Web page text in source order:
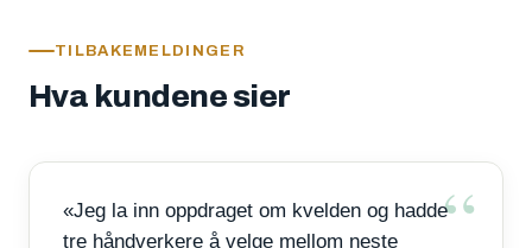
TILBAKEMELDINGER
Hva kundene sier
«Jeg la inn oppdraget om kvelden og hadde
tre håndverkere å velge mellom neste